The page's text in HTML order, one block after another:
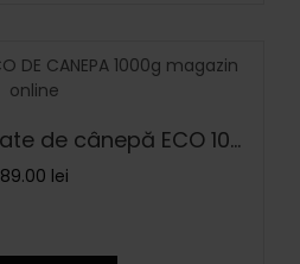
Semințe decorticate de cânepă ECO 1000 g
89.00 lei